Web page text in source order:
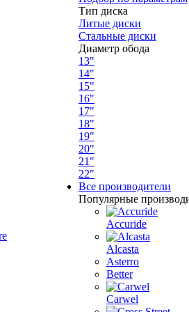
Тип диска
Литые диски
Стальные диски
Диаметр обода
13"
14"
15"
16"
17"
18"
19"
20"
21"
22"
Все производители
Популярные
Accuride
Alcasta
Asterro
Better
Carwel